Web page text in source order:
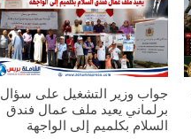
جواب وزير التشغيل على سؤال
برلماني يعيد ملف عمال فندق
السلام بكلميم إلى الواجهة